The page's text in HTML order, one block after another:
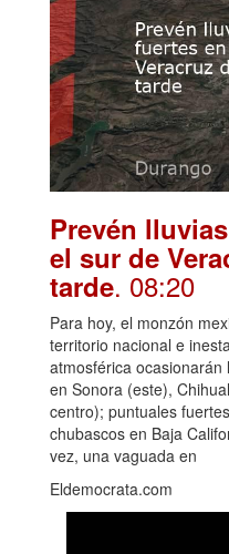
Prevén
el sur de
tarde. 08:20
Para hoy, el monzón
territorio nacional e
atmosférica
en Sonora (este),
centro); puntuales
chubascos en Baja
vez, una vaguada en
Eldemocrata.com